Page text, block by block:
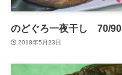
のどぐろ一夜干し 70/90
2018年5月23日